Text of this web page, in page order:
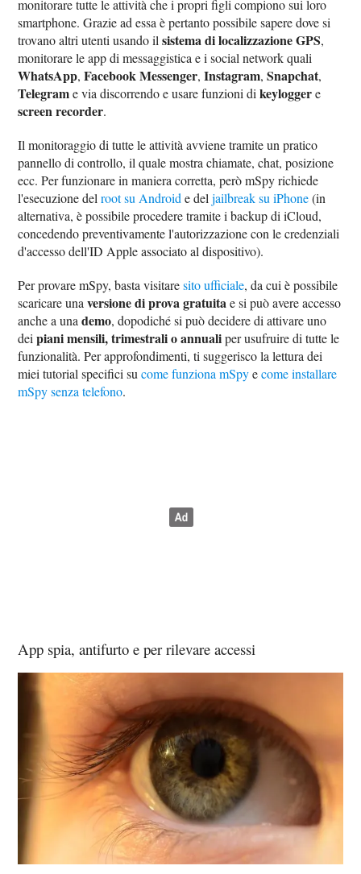
monitorare tutte le attività che i propri figli compiono sui loro
smartphone. Grazie ad essa è pertanto possibile sapere dove si
trovano altri utenti usando ilsistema di localizzazione GPS,
monitorare le app di messaggistica e i social network quali
WhatsApp,Facebook Messenger,Instagram,Snapchat,
Telegrame via discorrendo e usare funzioni dikeyloggere
screen recorder.
Il monitoraggio di tutte le attività avviene tramite un pratico
pannello di controllo, il quale mostra chiamate, chat, posizione
ecc. Per funzionare in maniera corretta, però mSpy richiede
l'esecuzione delroot su Android e deljailbreak su iPhone(in
alternativa, è possibile procedere tramite i backup di iCloud,
concedendo preventivamente l'autorizzazione con le credenziali
d'accesso dell'ID Apple associato al dispositivo).
Per provare mSpy, basta visitaresito ufficiale, da cui è possibile
scaricare unaversione di prova gratuitae si può avere accesso
anche a unademo, dopodiché si può decidere di attivare uno
deipiani mensili, trimestrali o annualiper usufruire di tutte le
funzionalità. Per approfondimenti, ti suggerisco la lettura dei
miei tutorial specifici sucome funziona mSpyecome installare
mSpy senza telefono.
App spia, antifurto e per rilevare accessi